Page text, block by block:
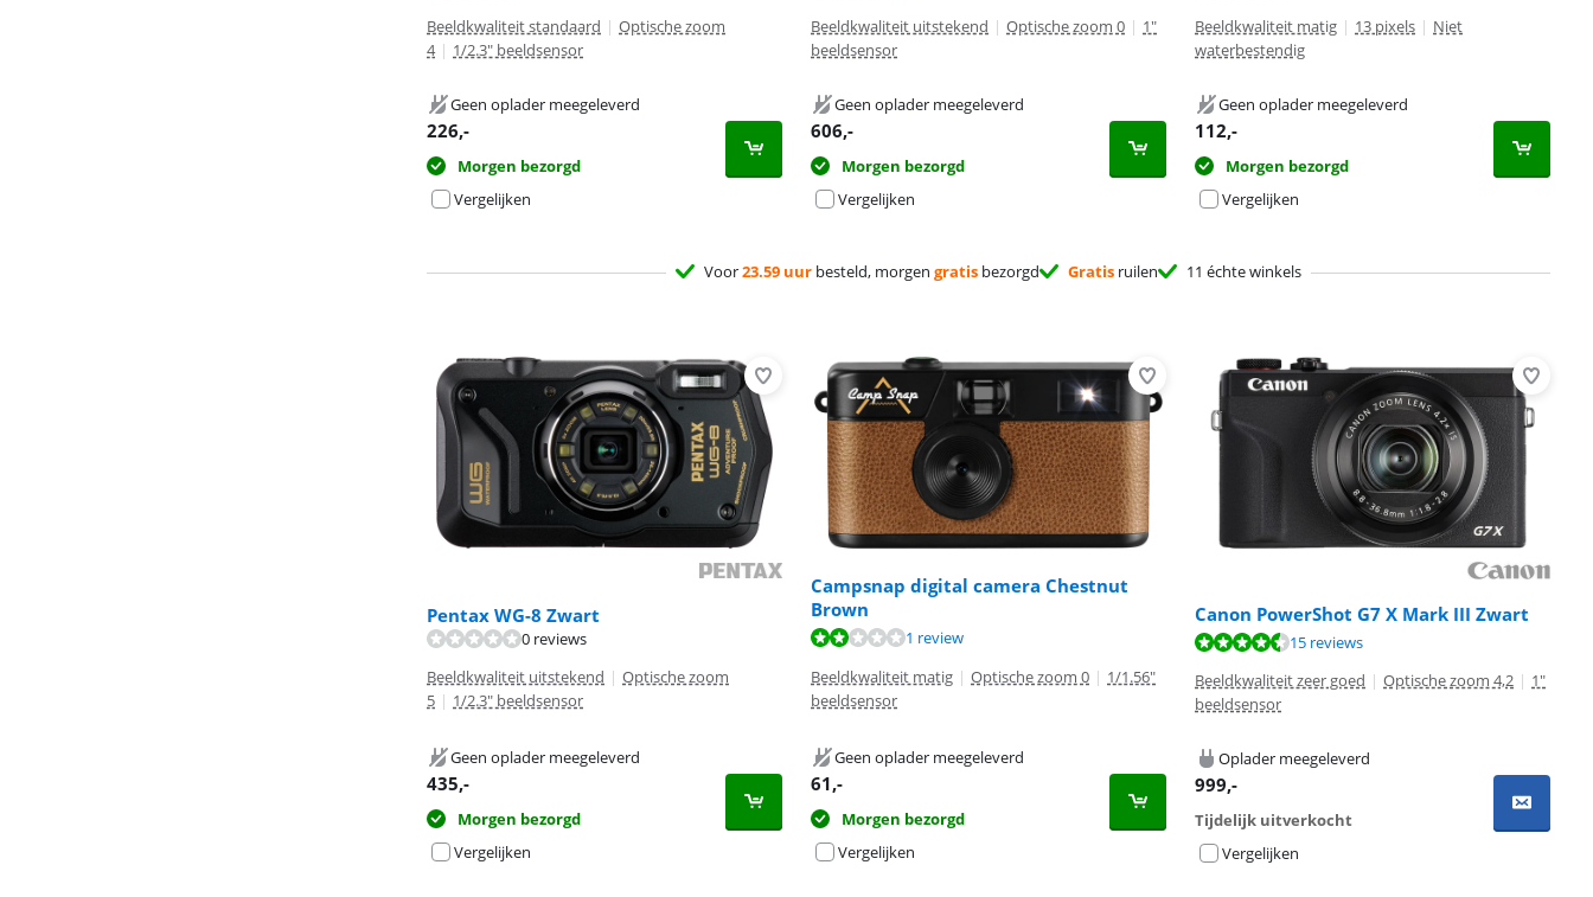
Beeldkwaliteit standaard | Optische zoom
4 | 1/2.3" beeldsensor
Geen oplader meegeleverd
226,-
Morgen bezorgd
Vergelijken
Beeldkwaliteit uitstekend | Optische zoom 0 | 1"
beeldsensor
Geen oplader meegeleverd
606,-
Morgen bezorgd
Vergelijken
Beeldkwaliteit matig | 13 pixels | Niet
waterbestendig
Geen oplader meegeleverd
112,-
Morgen bezorgd
Vergelijken
Voor23.59 uur besteld, morgen gratis bezorgd Gratis ruilen 11 échte winkels
Pentax WG-8 Zwart
0 reviews
Beeldkwaliteit uitstekend | Optische zoom
5 | 1/2.3" beeldsensor
Geen oplader meegeleverd
435,-
Morgen bezorgd
Vergelijken
Campsnap digital camera Chestnut
Brown
Beoordeling is 3,5 van de 10, gebaseerd op 1 review.
1 review
Beeldkwaliteit matig | Optische zoom 0 | 1/1.56"
beeldsensor
Geen oplader meegeleverd
61,-
Morgen bezorgd
Vergelijken
Canon PowerShot G7 X Mark III Zwart
Beoordeling is 9,2 van de 10, gebaseerd op 15 reviews.
15 reviews
Beeldkwaliteit zeer goed | Optische zoom 4,2 | 1"
beeldsensor
Oplader meegeleverd
999,-
Tijdelijk uitverkocht
Vergelijken